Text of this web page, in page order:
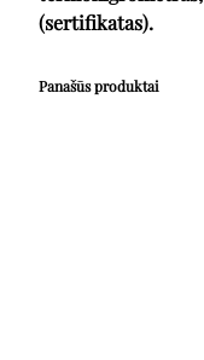
(sertifikatas).
Panašūs produktai